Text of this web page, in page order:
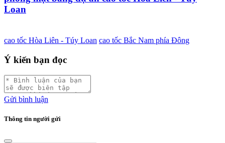
Loan
cao tốc Hòa Liên - Túy Loan cao tốc Bắc Nam phía Đông
Ý kiến bạn đọc
Gửi bình luận
Thông tin người gửi